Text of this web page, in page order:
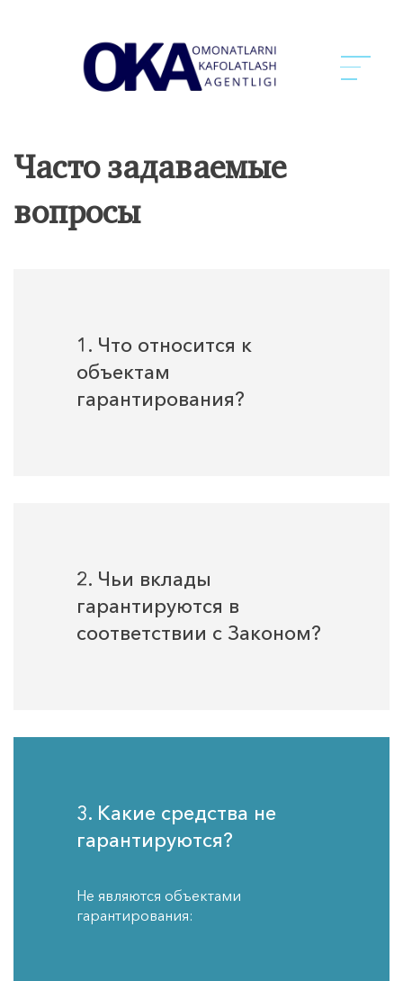
Часто задаваемые
вопросы
1. Что относится к
объектам
гарантирования?
2. Чьи вклады
гарантируются в
соответствии с Законом?
3. Какие средства не
гарантируются?
Не являются объектами
гарантирования: